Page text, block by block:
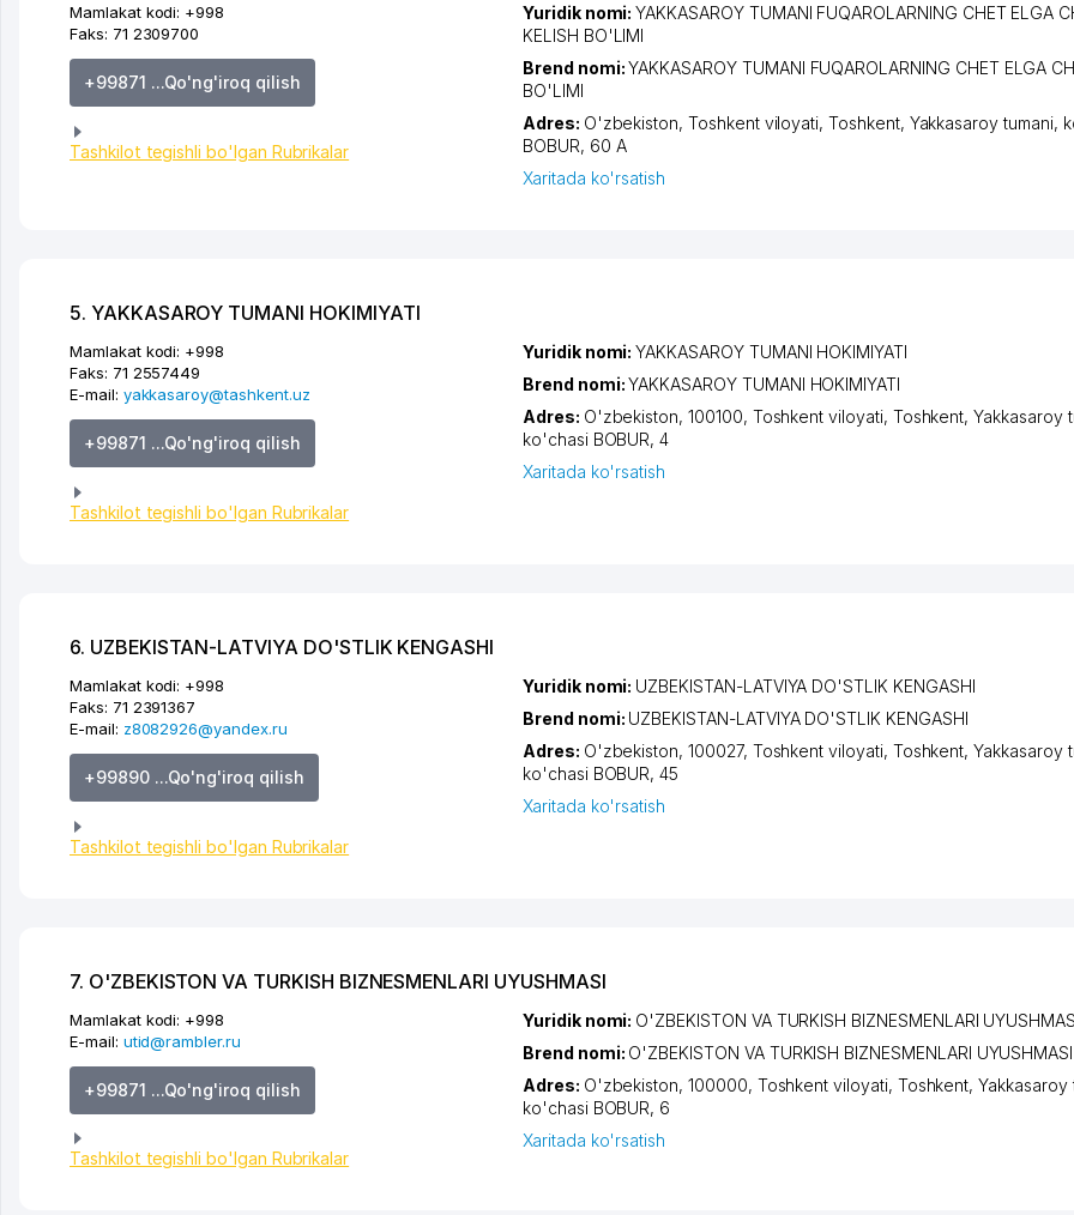
Mamlakat kodi: +998
Faks: 71 2309700
+99871 ...Qo'ng'iroq qilish
Tashkilot tegishli bo'lgan Rubrikalar
Yuridik nomi:YAKKASAROY TUMANI FUQAROLARNING CHET ELGA
KELISH BO'LIMI
Brend nomi:YAKKASAROY TUMANI FUQAROLARNING CHET ELGA
BO'LIMI
Adres: O'zbekiston,Toshkent viloyati,Toshkent, Yakkasaroy tumani,
BOBUR, 60 А
Xaritada ko'rsatish
5. YAKKASAROY TUMANI HOKIMIYATI
Mamlakat kodi: +998
Faks: 71 2557449
E-mail: yakkasaroy@tashkent.uz
+99871 ...Qo'ng'iroq qilish
Tashkilot tegishli bo'lgan Rubrikalar
Yuridik nomi:YAKKASAROY TUMANI HOKIMIYATI
Brend nomi:YAKKASAROY TUMANI HOKIMIYATI
Adres: O'zbekiston, 100100, Toshkent viloyati, Toshkent,Yakkasaroy
ko'chasi BOBUR, 4
Xaritada ko'rsatish
6. UZBEKISTAN-LATVIYA DO'STLIK KENGASHI
Mamlakat kodi: +998
Faks: 71 2391367
E-mail: z8082926@yandex.ru
+99890 ...Qo'ng'iroq qilish
Tashkilot tegishli bo'lgan Rubrikalar
Yuridik nomi: UZBEKISTAN-LATVIYA DO'STLIK KENGASHI
Brend nomi: UZBEKISTAN-LATVIYA DO'STLIK KENGASHI
Adres: O'zbekiston, 100027, Toshkent viloyati, Toshkent,Yakkasaroy
ko'chasi BOBUR, 45
Xaritada ko'rsatish
7. O'ZBEKISTON VA TURKISH BIZNESMENLARI UYUSHMASI
Mamlakat kodi: +998
E-mail: utid@rambler.ru
+99871 ...Qo'ng'iroq qilish
Tashkilot tegishli bo'lgan Rubrikalar
Yuridik nomi: O'ZBEKISTON VA TURKISH BIZNESMENLARI
Brend nomi: O'ZBEKISTON VA TURKISH BIZNESMENLARI UYUSHMASI
Adres: O'zbekiston, 100000, Toshkent viloyati, Toshkent,Yakkasaroy
ko'chasi BOBUR, 6
Xaritada ko'rsatish